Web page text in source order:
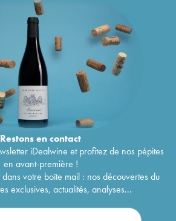
Restons encontact
iDealwine et profitez de nos pépites
en avant-première !
votre boîte mail : nos découvertes du
exclusives, actualités, analyses...